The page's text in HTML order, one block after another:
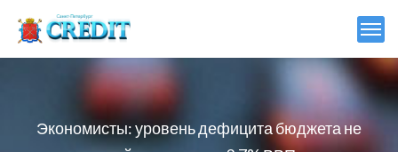
Экономисты: уровень дефицита бюджета не